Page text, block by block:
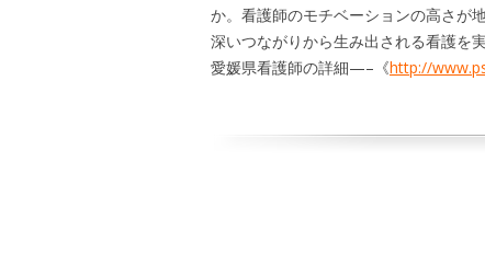
か。看護師のモチベーションの高さが
深いつながりから生み出される看護を
愛媛県看護師の詳細—–《http://